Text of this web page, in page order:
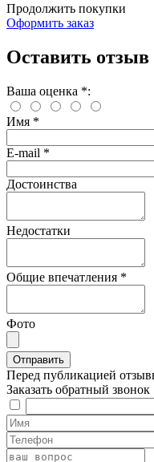
Продолжить покупки
Оформить заказ
Оставить отзыв
Ваша оценка *:
Имя *
E-mail *
Достоинства
Недостатки
Общие впечатления *
Фото
Перед публикацией
Заказать обратный звонок